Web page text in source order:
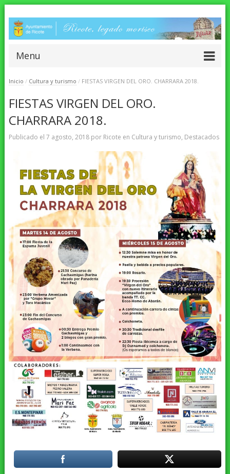
Menu
Inicio / Cultura y turismo / FIESTAS VIRGEN DEL ORO. CHARRARA 2018.
FIESTAS VIRGEN DEL ORO.
CHARRARA 2018.
Publicado el 7 agosto, 2018por Ricote en Cultura y turismo, Destacados